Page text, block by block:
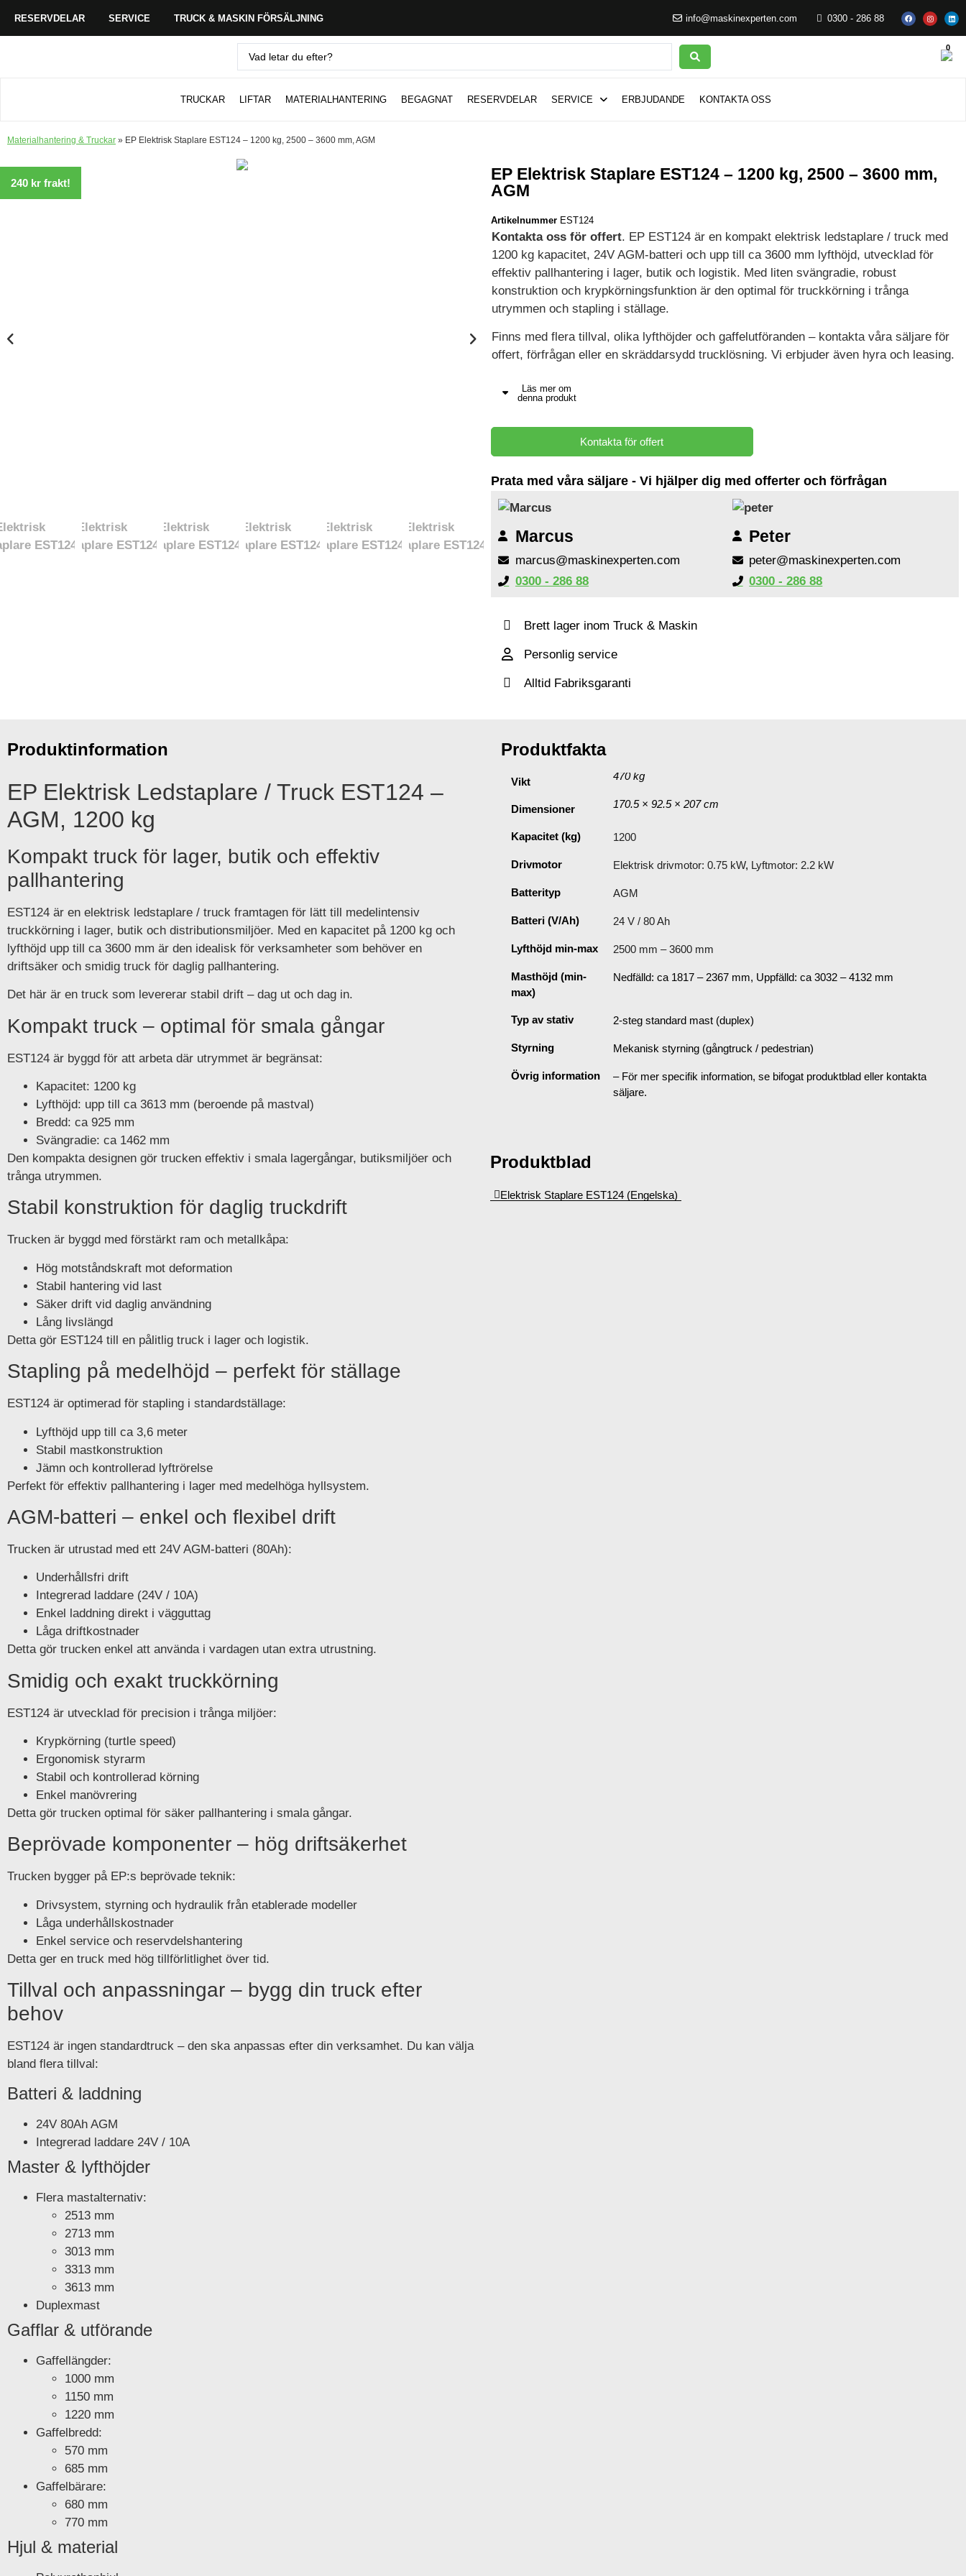
RESERVDELAR SERVICE TRUCK & MASKIN FÖRSÄLJNING info@maskinexperten.com 0300 - 286 88
0
TRUCKAR LIFTAR MATERIALHANTERING BEGAGNAT RESERVDELAR SERVICE ERBJUDANDE KONTAKTA OSS
Materialhantering & Truckar » EP Elektrisk Staplare EST124 – 1200 kg, 2500 – 3600 mm, AGM
240 kr frakt!
EP Elektrisk Staplare EST124 – 1200 kg, 2500 – 3600 mm,
AGM
Artikelnummer EST124
Kontakta oss för offert. EP EST124 är en kompakt elektrisk ledstaplare / truck med
1200 kg kapacitet, 24V AGM-batteri och upp till ca 3600 mm lyfthöjd, utvecklad för
effektiv pallhantering i lager, butik och logistik. Med liten svängradie, robust
konstruktion och krypkörningsfunktion är den optimal för truckkörning i trånga
utrymmen och stapling i ställage.
Finns med flera tillval, olika lyfthöjder och gaffelutföranden – kontakta våra säljare för
offert, förfrågan eller en skräddarsydd trucklösning. Vi erbjuder även hyra och leasing.
Läs mer om
denna produkt
Kontakta för offert
Prata med våra säljare - Vi hjälper dig med offerter och förfrågan
Marcus
marcus@maskinexperten.com
0300 - 286 88
Peter
peter@maskinexperten.com
0300 - 286 88
Brett lager inom Truck & Maskin
Personlig service
Alltid Fabriksgaranti
Produktinformation
EP Elektrisk Ledstaplare / Truck EST124 –
AGM, 1200 kg
Kompakt truck för lager, butik och effektiv
pallhantering
EST124 är en elektrisk ledstaplare / truck framtagen för lätt till medelintensiv
truckkörning i lager, butik och distributionsmiljöer. Med en kapacitet på 1200 kg och
lyfthöjd upp till ca 3600 mm är den idealisk för verksamheter som behöver en
driftsäker och smidig truck för daglig pallhantering.
Det här är en truck som levererar stabil drift – dag ut och dag in.
Kompakt truck – optimal för smala gångar
EST124 är byggd för att arbeta där utrymmet är begränsat:
Kapacitet: 1200 kg
Lyfthöjd: upp till ca 3613 mm (beroende på mastval)
Bredd: ca 925 mm
Svängradie: ca 1462 mm
Den kompakta designen gör trucken effektiv i smala lagergångar, butiksmiljöer och
trånga utrymmen.
Stabil konstruktion för daglig truckdrift
Trucken är byggd med förstärkt ram och metallkåpa:
Hög motståndskraft mot deformation
Stabil hantering vid last
Säker drift vid daglig användning
Lång livslängd
Detta gör EST124 till en pålitlig truck i lager och logistik.
Stapling på medelhöjd – perfekt för ställage
EST124 är optimerad för stapling i standardställage:
Lyfthöjd upp till ca 3,6 meter
Stabil mastkonstruktion
Jämn och kontrollerad lyftrörelse
Perfekt för effektiv pallhantering i lager med medelhöga hyllsystem.
AGM-batteri – enkel och flexibel drift
Trucken är utrustad med ett 24V AGM-batteri (80Ah):
Underhållsfri drift
Integrerad laddare (24V / 10A)
Enkel laddning direkt i vägguttag
Låga driftkostnader
Detta gör trucken enkel att använda i vardagen utan extra utrustning.
Smidig och exakt truckkörning
EST124 är utvecklad för precision i trånga miljöer:
Krypkörning (turtle speed)
Ergonomisk styrarm
Stabil och kontrollerad körning
Enkel manövrering
Detta gör trucken optimal för säker pallhantering i smala gångar.
Beprövade komponenter – hög driftsäkerhet
Trucken bygger på EP:s beprövade teknik:
Drivsystem, styrning och hydraulik från etablerade modeller
Låga underhållskostnader
Enkel service och reservdelshantering
Detta ger en truck med hög tillförlitlighet över tid.
Tillval och anpassningar – bygg din truck efter
behov
EST124 är ingen standardtruck – den ska anpassas efter din verksamhet. Du kan välja
bland flera tillval:
Batteri & laddning
24V 80Ah AGM
Integrerad laddare 24V / 10A
Master & lyfthöjder
Flera mastalternativ:
2513 mm
2713 mm
3013 mm
3313 mm
3613 mm
Duplexmast
Gafflar & utförande
Gaffellängder:
1000 mm
1150 mm
1220 mm
Gaffelbredd:
570 mm
685 mm
Gaffelbärare:
680 mm
770 mm
Hjul & material
Produktfakta
Ytterligare information
Vikt 470 kg
Dimensioner 170.5 × 92.5 × 207 cm
Kapacitet (kg) 1200
Drivmotor Elektrisk drivmotor: 0.75 kW, Lyftmotor: 2.2 kW
Batterityp AGM
Batteri (V/Ah) 24 V / 80 Ah
Lyfthöjd min-max 2500 mm – 3600 mm
Masthöjd (min-
max)
Nedfälld: ca 1817 – 2367 mm, Uppfälld: ca 3032 – 4132 mm
Typ av stativ 2-steg standard mast (duplex)
Styrning Mekanisk styrning (gångtruck / pedestrian)
Övrig information
– För mer specifik information, se bifogat produktblad eller kontakta
säljare.
Produktblad
Elektrisk Staplare EST124 (Engelska)